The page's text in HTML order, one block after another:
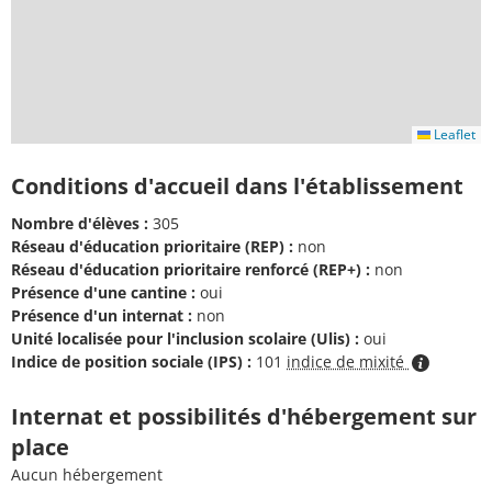
Leaflet
Conditions d'accueil dans l'établissement
Nombre d'élèves : 305
Réseau d'éducation prioritaire (REP) : non
Réseau d'éducation prioritaire renforcé (REP+) : non
Présence d'une cantine : oui
Présence d'un internat : non
Unité localisée pour l'inclusion scolaire (Ulis) : oui
Indice de position sociale (IPS) : 101 indice de mixité
Internat et possibilités d'hébergement sur
place
Aucun hébergement